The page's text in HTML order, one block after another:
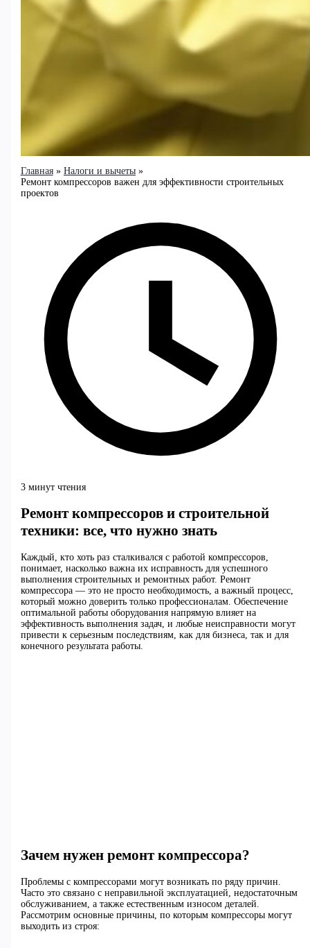
Главная
Налоги и вычеты
Ремонт компрессоров важен для эффективности строительных
проектов
3 минут чтения
Ремонт компрессоров и строительной
техники: все, что нужно знать
Каждый, кто хоть раз сталкивался с работой компрессоров,
понимает, насколько важна их исправность для успешного
выполнения строительных и ремонтных работ. Ремонт
компрессора — это не просто необходимость, а важный процесс,
который можно доверить только профессионалам. Обеспечение
оптимальной работы оборудования напрямую влияет на
эффективность выполнения задач, и любые неисправности могут
привести к серьезным последствиям, как для бизнеса, так и для
конечного результата работы.
Зачем нужен ремонт компрессора?
Проблемы с компрессорами могут возникать по ряду причин.
Часто это связано с неправильной эксплуатацией, недостаточным
обслуживанием, а также естественным износом деталей.
Рассмотрим основные причины, по которым компрессоры могут
выходить из строя: